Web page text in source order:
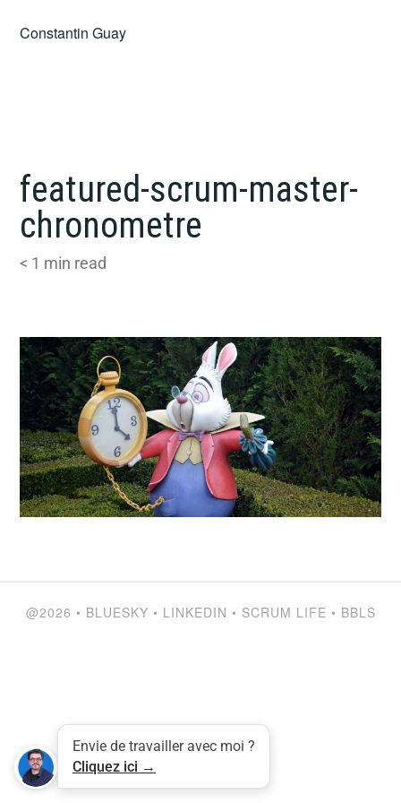
Constantin Guay
featured-scrum-master-
chronometre
< 1 min read
@2026 • BLUESKY • LINKEDIN • SCRUM LIFE • BBLS
Envie de travailler avec moi ?
Cliquez ici →
Share this selection
Tweet